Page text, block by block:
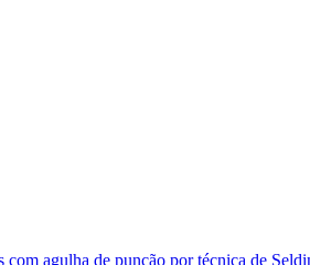
com agulha de punção por técnica de